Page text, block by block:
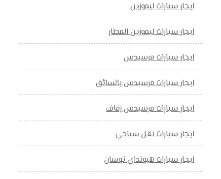
ايجار سيارات ليموزين
ايجار سيارات ليموزين المطار
ايجار سيارات مرسيدس
ايجار سيارات مرسيدس بالسائق
ايجار سيارات مرسيدس زفاف
ايجار سيارات نقل سياحي
ايجار سيارات هيونداي توسان